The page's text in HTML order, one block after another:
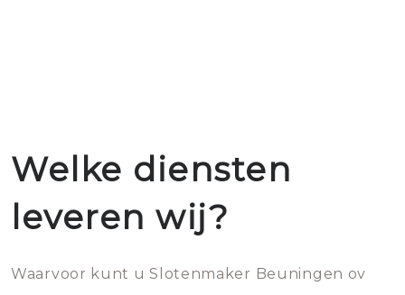
Welke diensten
leveren wij?
Waarvoor kunt u Slotenmaker Beuningen ov